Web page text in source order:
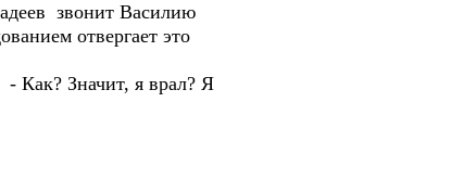
звонит Василию
отвергает это
Как? Значит, я врал? Я